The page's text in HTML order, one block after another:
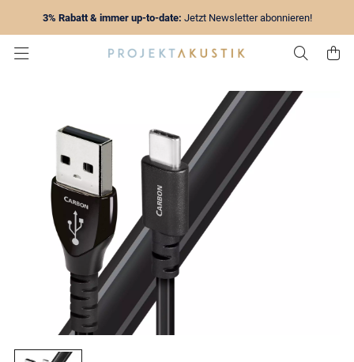
3% Rabatt & immer up-to-date: Jetzt Newsletter abonnieren!
Zur